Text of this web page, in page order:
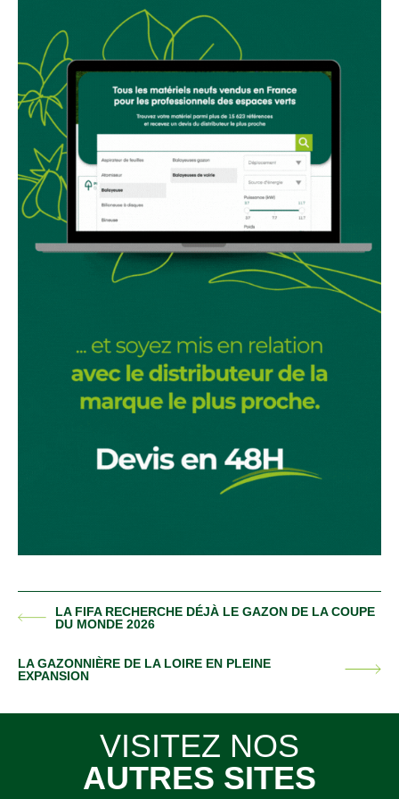
ARTICLE
LA FIFA RECHERCHE DÉJÀ LE GAZON DE LA COUPE
DU MONDE 2026
ARTICLE
LA GAZONNIÈRE DE LA LOIRE EN PLEINE
EXPANSION
VISITEZ NOS
AUTRES SITES